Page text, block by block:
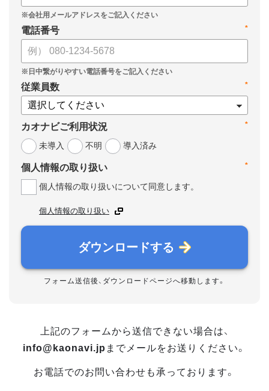
*
電話番号
*
従業員数
*
カオナビご利用状況
未導入
不明 導入済み
*
個人情報の取り扱い
個人情報の取り扱いについて同意します。
個人情報の取り扱い
ダウンロードする
フォーム送信後、ダウンロードページへ移動します。
上記のフォームから送信できない場合は、
info@kaonavi.jp までメールをお送りください。
お電話でのお問い合わせも承っております。